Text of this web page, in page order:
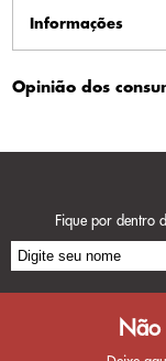
Informações
Opinião dos
Fique por dentro
Não